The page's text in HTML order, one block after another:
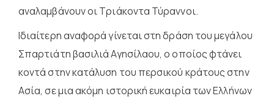
αναλαμβάνουν οι Τριάκοντα Τύραννοι.
Ιδιαίτερη αναφορά γίνεται στη δράση του μεγάλου
Σπαρτιάτη βασιλιά Αγησίλαου, ο οποίος φτάνει
κοντά στην κατάλυση του περσικού κράτους στην
Ασία, σε μια ακόμη ιστορική ευκαιρία των Ελλήνων